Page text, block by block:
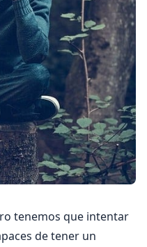
tenemos que intentar
de tener un